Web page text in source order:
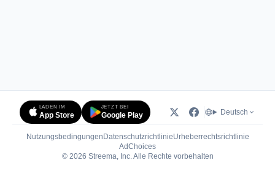
LADEN IM
App Store
JETZT BEI
Google Play Deutsch
Nutzungsbedingungen DatenschutzrichtlinieUrheberrechtsrichtlinie
AdChoices(öffnet in neuem Tab)
© 2026 Streema, Inc. Alle Rechte vorbehalten